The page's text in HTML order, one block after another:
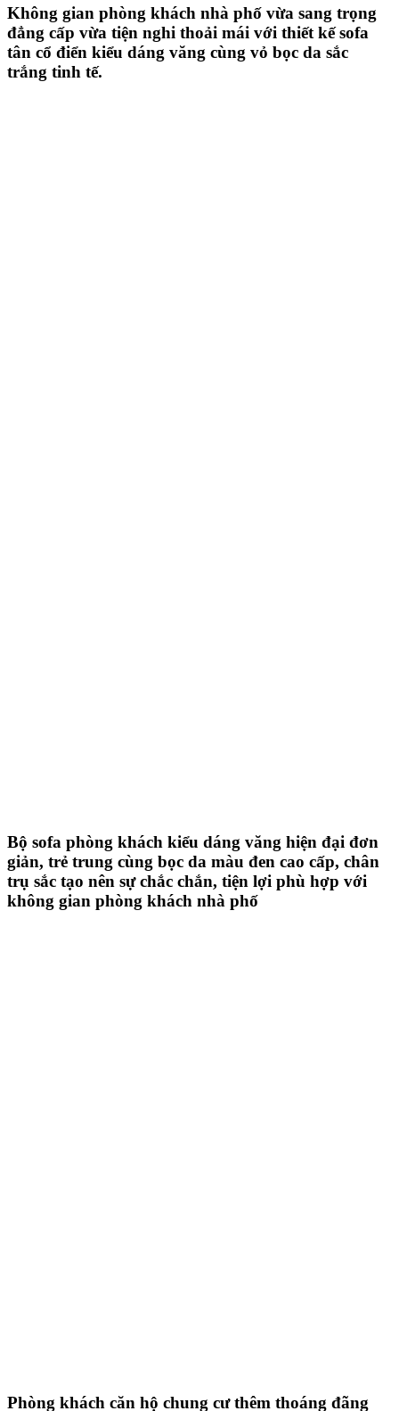
Không gian phòng khách nhà phố vừa sang trọng
đẳng cấp vừa tiện nghi thoải mái với thiết kế sofa
tân cổ điển kiểu dáng văng cùng vỏ bọc da sắc
trắng tinh tế.
Bộ sofa phòng khách kiểu dáng văng hiện đại đơn
giản, trẻ trung cùng bọc da màu đen cao cấp, chân
trụ sắc tạo nên sự chắc chắn, tiện lợi phù hợp với
không gian phòng khách nhà phố
Phòng khách căn hộ chung cư thêm thoáng đãng